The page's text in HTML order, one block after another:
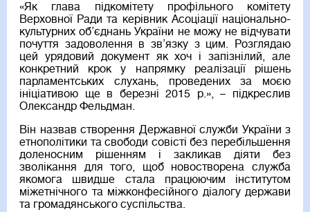
«Як глава підкомітету профільного комітету
Верховної Ради та керівник Асоціації національно-
культурних об’єднань України не можу не відчувати
почуття задоволення в зв’язку з цим. Розглядаю
цей урядовий документ як хоч і запізнілий, але
конкретний крок у напрямку реалізації рішень
парламентських слухань, проведених за моєю
ініціативою ще в березні 2015 р.», – підкреслив
Олександр Фельдман.
Він назвав створення Державної служби України з
етнополітики та свободи совісті без перебільшення
доленосним рішенням і закликав діяти без
зволікання для того, щоб новостворена служба
якомога швидше стала працюючим інститутом
міжетнічного та міжконфесійного діалогу держави
та громадянського суспільства.